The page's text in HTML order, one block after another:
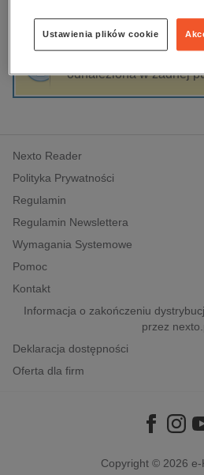
edukacja
hobby, sport, rozrywka
komputery, internet,
polityka, społeczno-
psychologiczne
inne
popularno-naukowe
historia
Sortowanie
odnaleziona w żadnej
Nexto Reader
Polityka Prywatności
Regulamin
Regulamin Newslettera
Wymagania Systemowe
Pomoc
Kontakt
Informacja o zakończeniu
przez
Deklaracja dostępności
Oferta dla firm
Copyright © 2026 e-
Ustawienia plików cookie